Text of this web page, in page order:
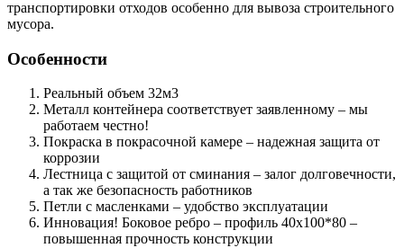
транспортировки отходов особенно для вывоза строительного
мусора.
Особенности
Реальный объем 32м3
Металл контейнера соответствует заявленному – мы
работаем честно!
Покраска в покрасочной камере – надежная защита от
коррозии
Лестница с защитой от сминания – залог долговечности,
а так же безопасность работников
Петли с масленками – удобство эксплуатации
Инновация! Боковое ребро – профиль 40х100*80 –
повышенная прочность конструкции